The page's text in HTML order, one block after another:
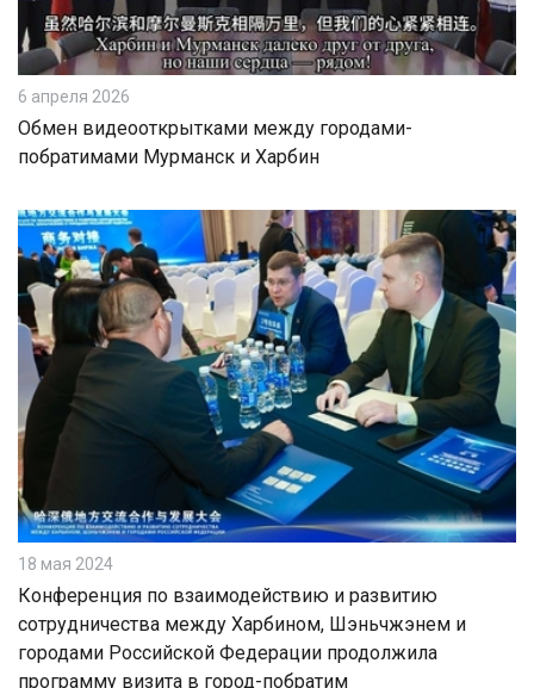
6 апреля 2026
Обмен видеооткрытками между городами-
побратимами Мурманск и Харбин
18 мая 2024
Конференция по взаимодействию и развитию
сотрудничества между Харбином, Шэньчжэнем и
городами Российской Федерации продолжила
программу визита в город-побратим